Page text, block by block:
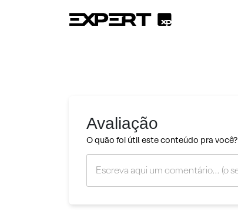
Avaliação
O quão foi útil este conteúdo pra você?